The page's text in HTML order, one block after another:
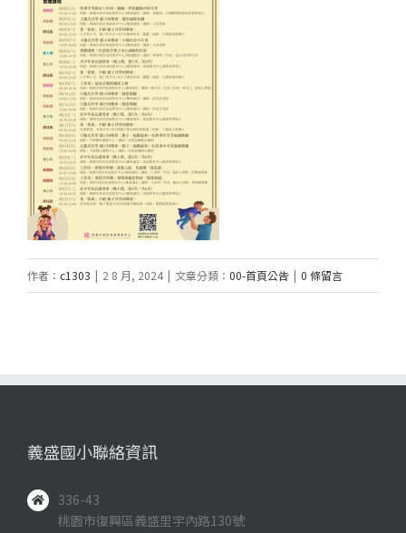
作者： c1303 | 2 8 月, 2024 | 文章分類： 00-首頁公告 | 0 條留言
義盛國小聯絡資訊
336-43
桃園市復興區義盛里宇內路130號